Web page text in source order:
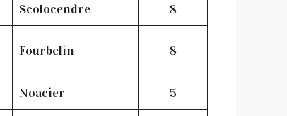
Scolocendre 8
Fourbelin 8
Noacier 5